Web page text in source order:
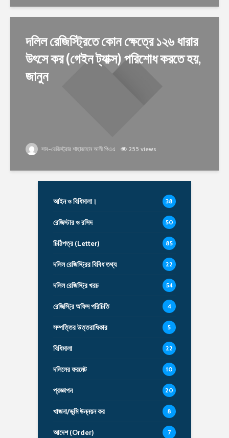
দলিল রেজিস্ট্রিতে কোন ক্ষেত্রে ১২৬ ধারার
উৎসে কর (গেইন ট্যাক্স) পরিশোধ করতে হয়,
জানুন
সাব-রেজিস্ট্রার শাহাজাহান আলী পিএএ 255 views
আইন ও বিধিমালা। 38
রেজিস্টার ও রসিদ 50
চিঠিপত্র (Letter) 85
দলিল রেজিস্ট্রির বিবিধ তথ্য 22
দলিল রেজিস্ট্রি খরচ 54
রেজিস্ট্রি অফিস পরিচিতি 4
সম্পত্তির উত্তরাধিকার 5
বিধিমালা 22
দলিলের ফরমেট 10
প্রজ্ঞাপন 20
খাজনা/ভূমি উন্নয়ন কর 8
আদেশ (Order) 7